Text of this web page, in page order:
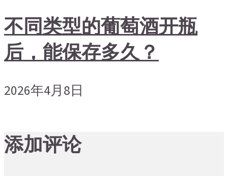
不同类型的葡萄酒开瓶
后，能保存多久？
2026年4月8日
添加评论